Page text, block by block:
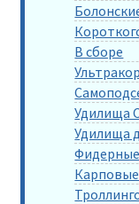
В сборе
Удилища
Удилища